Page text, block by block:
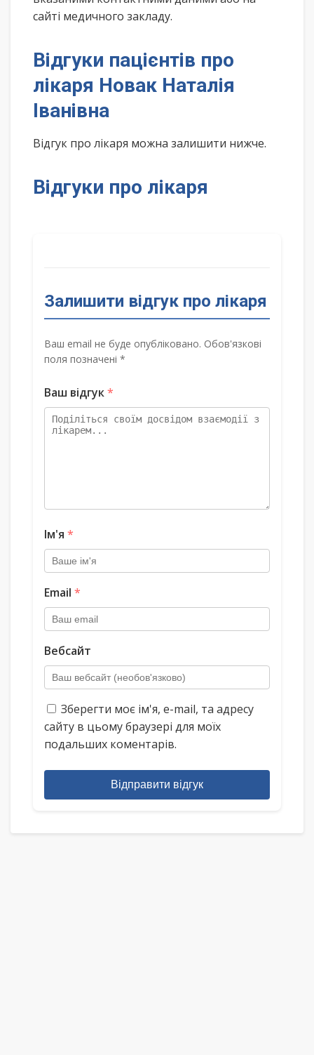
сайті медичного закладу.
Відгуки пацієнтів про
лікаря Новак Наталія
Іванівна
Відгук про лікаря можна залишити нижче.
Відгуки про лікаря
Залишити відгук про лікаря
Ваш email не буде опубліковано. Обов'язкові
поля позначені *
Ваш відгук*
Ім'я *
Email *
Вебсайт
Зберегти моє ім'я, e-mail, та адресу
сайту в цьому браузері для моїх
подальших коментарів.
Відправити відгук